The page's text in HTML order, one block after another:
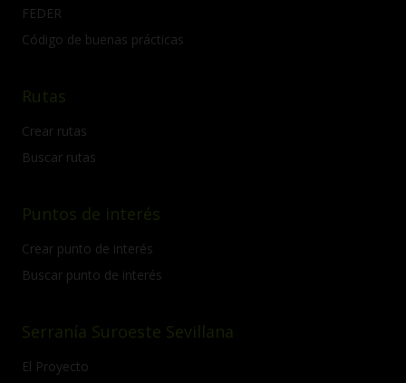
FEDER
Código de buenas prácticas
Rutas
Crear rutas
Buscar rutas
Puntos de interés
Crear punto de interés
Buscar punto de interés
Serranía Suroeste Sevillana
El Proyecto